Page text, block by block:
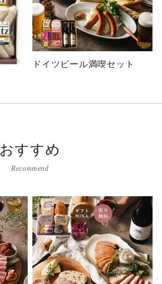
ドイツビール満喫セット
ドイツビールを堪能する
おすすめ
Recommend